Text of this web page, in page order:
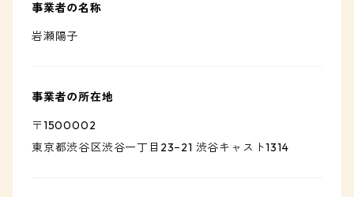
事業者の名称
岩瀬陽子
事業者の所在地
〒1500002
東京都渋谷区渋谷一丁目23−21 渋谷キャスト1314